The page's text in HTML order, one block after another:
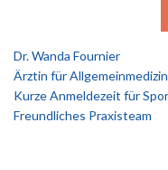
Dr. Wanda Fournier
Ärztin für Allgemeinmedizin
Kurze Anmeldezeit für
Freundliches Praxisteam